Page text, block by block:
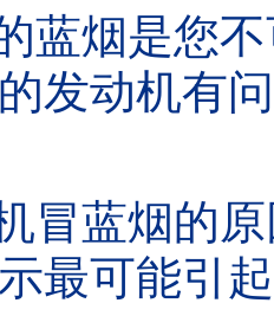
蓝烟是您
发动机有
冒蓝烟的
最可能引